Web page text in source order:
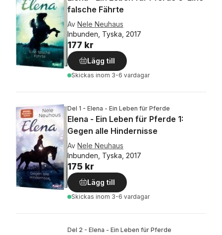
falsche Fährte
Av Nele Neuhaus
Inbunden, Tyska, 2017
177 kr
Lägg till
Skickas inom 3-6 vardagar
Del 1 - Elena - Ein Leben für Pferde
Elena - Ein Leben für Pferde 1:
Gegen alle Hindernisse
Av Nele Neuhaus
Inbunden, Tyska, 2017
175 kr
Lägg till
Skickas inom 3-6 vardagar
Del 2 - Elena - Ein Leben für Pferde